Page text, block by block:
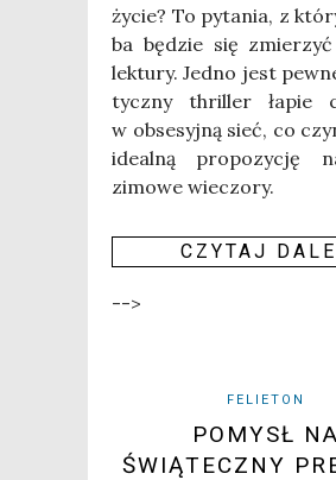
życie? To pyta­nia, z
ba będzie się
lek­tu­ry. Jed­no jest
tycz­ny thril­ler łapie
w obse­syj­ną sieć, co
ide­al­ną pro­po­zy­cję
zimo­we wie­czo­ry.
CZY­TAJ
-->
FELIETON
POMYSŁ NA
ŚWIĄTECZNY